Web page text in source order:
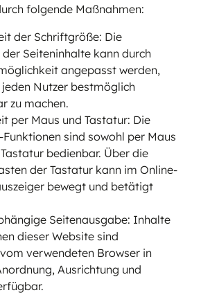
folgende Maßnahmen:
der Schriftgröße: Die
Seiteninhalte kann durch
angepasst werden,
Nutzer bestmöglich
zu machen.
per Maus und Tastatur: Die
sind sowohl per Maus
bedienbar. Über die
der Tastatur kann im Online-
bewegt und betätigt
Seitenausgabe: Inhalte
dieser Website sind
verwendeten Browser in
Ausrichtung und